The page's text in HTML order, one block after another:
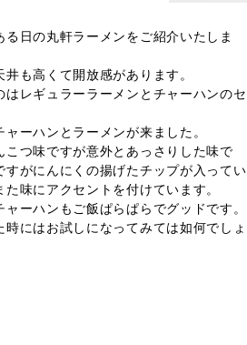
る日の丸軒ラーメンをご紹介いたしま
も高くて開放感があります。
はレギュラーラーメンとチャーハンのセ
ーハンとラーメンが来ました。
こつ味ですが意外とあっさりした味で
すがにんにくの揚げたチップが入ってい
味にアクセントを付けています。
ーハンもご飯ぱらぱらでグッドです。
時にはお試しになってみては如何でしょ